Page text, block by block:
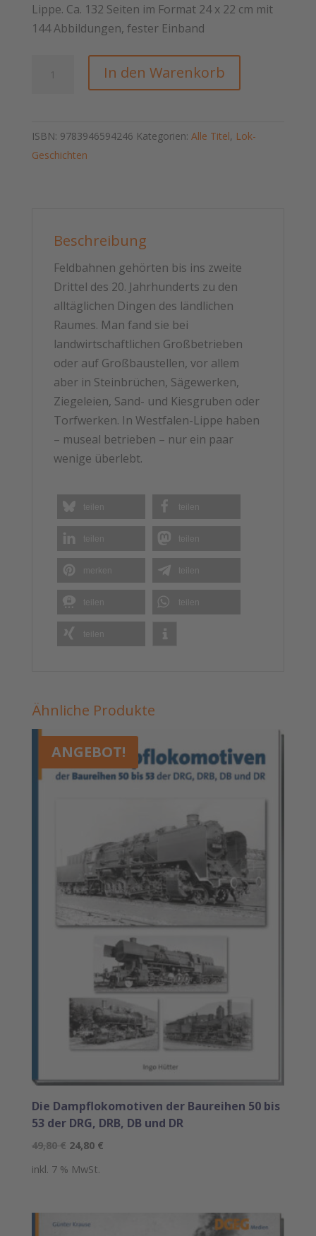
Lippe. Ca. 132 Seiten im Format 24 x 22 cm mit
144 Abbildungen, fester Einband
Feldbahngeschichten
in
Westfalen
In den Warenkorb
ISBN: 9783946594246 Kategorien: Alle Titel, Lok-
Geschichten
Beschreibung
Feldbahnen gehörten bis ins zweite
Drittel des 20. Jahrhunderts zu den
alltäglichen Dingen des ländlichen
Raumes. Man fand sie bei
landwirtschaftlichen Großbetrieben
oder auf Großbaustellen, vor allem
aber in Steinbrüchen, Sägewerken,
Ziegeleien, Sand- und Kiesgruben oder
Torfwerken. In Westfalen-Lippe haben
– museal betrieben – nur ein paar
wenige überlebt.
teilen teilen
teilen teilen
teilen
teilen teilen
teilen
Ähnliche Produkte
ANGEBOT!
Die Dampflokomotiven der Baureihen 50 bis
53 der DRG, DRB, DB und DR
49,80€ Ursprünglicher
war:
24,80 €Aktueller
inkl. 7 % MwSt.